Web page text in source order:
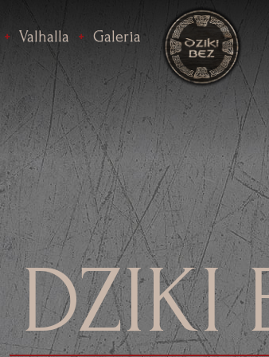
Valhalla Galeria
DZIKI